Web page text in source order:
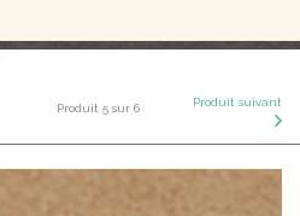
Produit 5 sur 6 Produit suivant